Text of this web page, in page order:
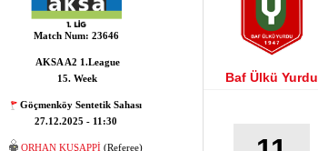
Match Num: 23646
AKSA A2 1.League
15. Week
Göçmenköy Sentetik Sahası
27.12.2025 - 11:30
ORHAN KUŞAPPİ (Referee)
Baf Ülkü Yurdu